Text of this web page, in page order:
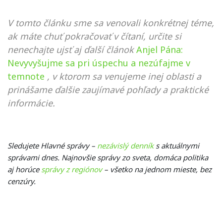
V tomto článku sme sa venovali konkrétnej téme,
ak máte chuť pokračovať v čítaní, určite si
nenechajte ujsť aj ďalší článok Anjel Pána:
Nevyvyšujme sa pri úspechu a nezúfajme v
temnote , v ktorom sa venujeme inej oblasti a
prinášame ďalšie zaujímavé pohľady a praktické
informácie.
Sledujete Hlavné správy – nezávislý denníks aktuálnymi
správami dnes. Najnovšie správy zo sveta, domáca politika
aj horúce správy z regiónov– všetko na jednom mieste, bez
cenzúry.